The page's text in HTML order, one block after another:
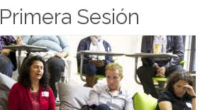
Primera Sesión